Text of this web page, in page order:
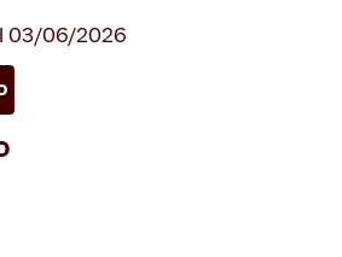
03/06/2026